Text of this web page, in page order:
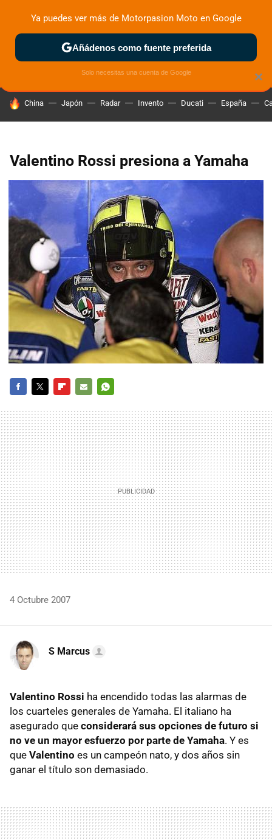
ZONA DE PRUEBAS DEPORTIVAS MOTOS ELÉCTRICAS
HOY SE HABLA DE
China Japón Radar Invento Ducati España
Valentino Rossi presiona a Yamaha
MAIL
4 Octubre 2007
S Marcus
Valentino Rossi ha encendido todas las alarmas de
los cuarteles generales de Yamaha. El italiano ha
asegurado que considerará sus opciones de futuro si
no ve un mayor esfuerzo por parte de Yamaha. Y es
que Valentino es un campeón nato, y dos años sin
ganar el título son demasiado.
×
Ya puedes ver más de Motorpasion Moto en Google
Añádenos como fuente preferida
Solo necesitas una cuenta de Google